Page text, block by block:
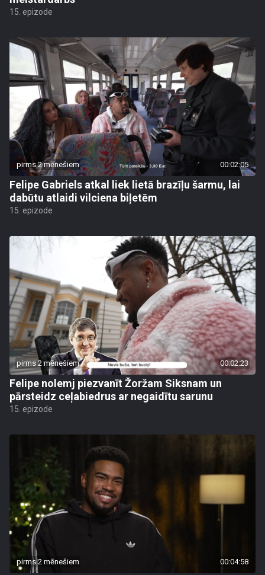
15. epizode
pirms 2 mēnešiem 00:02:05
Felipe Gabriels atkal liek lietā brazīļu šarmu, lai
dabūtu atlaidi vilciena biļetēm
15. epizode
pirms 2 mēnešiem 00:02:23
Felipe nolemj piezvanīt Žoržam Siksnam un
pārsteidz ceļabiedrus ar negaidītu sarunu
15. epizode
pirms 2 mēnešiem 00:04:58